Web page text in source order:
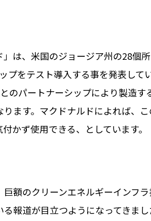
は、米国のジョージア州の28個
プをテスト導入する事を発表して
パートナーシップにより製造す
ます。マクドナルドによれば、
かず使用できる、としています。
額のクリーンエネルギーインフ
報道が目立つようになってきま